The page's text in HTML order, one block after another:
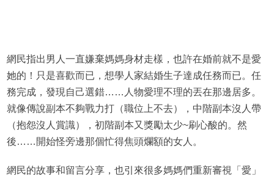
網民指出男人一直嫌棄媽媽身材走樣，也許在婚前就不是愛
她的！只是喜歡而已，想學人家結婚生子達成任務而已。任
務完成，發現自己選錯……人物愛理不理的丟在那邊居多。
就像傳說副本不夠戰力打（職位上不去），中階副本沒人帶
（抱怨沒人賞識），初階副本又獎勵太少~刷心酸的。然
後……開始怪旁邊那個忙得焦頭爛額的女人。
網民的故事和留言分享，也引來很多媽媽們重新審視「愛」